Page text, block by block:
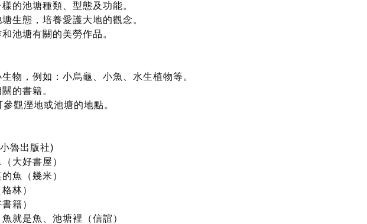
的池塘種類、型態及功能。
生態，培養愛護大地的觀念。
池塘有關的美勞作品。
生物，例如：小烏龜、小魚、水生植物等。
的書籍。
觀溼地或池塘的地點。
魯出版社)
大好書屋）
魚（幾米）
林）
籍）
就是魚、池塘裡（信誼）